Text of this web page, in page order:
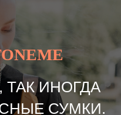
ИНОГДА
СУМКИ.